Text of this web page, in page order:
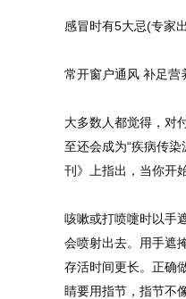
感冒时有5大忌(专家
常开窗户通风 补足营
大多数人都觉得，对
至还会成为“疾病传
刊》上指出，当你开
咳嗽或打喷嚏时以手
会喷射出去。用手遮
存活时间更长。正确
睛要用指节，指节不